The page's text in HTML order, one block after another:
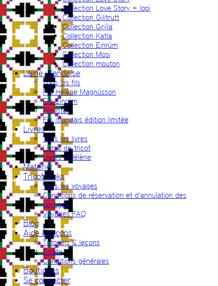
Collection Love Story + lopi
Collection Gilitrutt
Collection Grýla
Collection Katla
Collection Einrúm
Collection Mosi
Collection mouton
Laine islandaise
Tous les fils
Fils Hélène Magnússon
Fils Einrúm
Fils Ístex
Fils islandais édition limitée
Livres
Tous les livres
Livres de tricot
Livres d’Hélène
Matériel
Tricot-treks
Tous les voyages
Conditions de réservation et d’annulation des
voyages
Voyages FAQ
Blog
Aide & leçons
Tutoriels & leçons
Errata
Conditions générales
Boutiques
Se connecter